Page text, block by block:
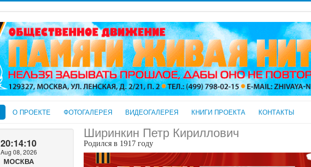
О ПРОЕКТЕ ФОТОГАЛЕРЕЯ ВИДЕОГАЛЕРЕЯ КНИГИ ПРОЕКТА КОНТАКТЫ
20:14:11
Aug 08, 2026
МОСКВА
Ширинкин Петр Кириллович
Родился в 1917 году